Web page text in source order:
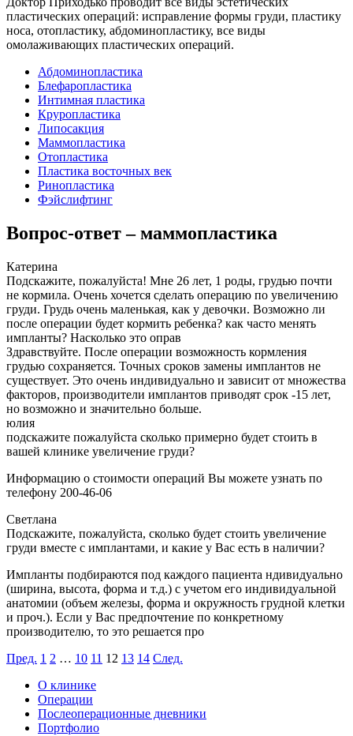
пластических операций: исправление формы груди, пластику
носа, отопластику, абдоминоплаcтику, все виды
омолаживающих пластических операций.
Абдоминопластика
Блефаропластика
Интимная пластика
Круропластика
Липосакция
Маммопластика
Отопластика
Пластика восточных век
Ринопластика
Фэйслифтинг
Вопрос-ответ – маммопластика
Катерина
Подскажите, пожалуйста! Мне 26 лет, 1 роды, грудью почти
не кормила. Очень хочется сделать операцию по увеличению
груди. Грудь очень маленькая, как у девочки. Возможно ли
после операции будет кормить ребенка? как часто менять
импланты? Насколько это оправ
Здравствуйте. После операции возможность кормления
грудью сохраняется. Точных сроков замены имплантов не
существует. Это очень индивидуально и зависит от множества
факторов, производители имплантов приводят срок -15 лет,
но возможно и значительно больше.
юлия
подскажите пожалуйста сколько примерно будет стоить в
вашей клинике увеличение груди?
Информацию о стоимости операций Вы можете узнать по
телефону 200-46-06
Светлана
Подскажите, пожалуйста, сколько будет стоить увеличение
груди вместе с имплантами, и какие у Вас есть в наличии?
Импланты подбираются под каждого пациента ндивидуально
(ширина, высота, форма и т.д.) с учетом его индивидуальной
анатомии (объем железы, форма и окружность грудной клетки
и проч.). Если у Вас предпочтение по конкретному
производителю, то это решается про
Пред. 1 2 … 10 11 12 13 14 След.
О клинике
Операции
Послеоперационные дневники
Портфолио